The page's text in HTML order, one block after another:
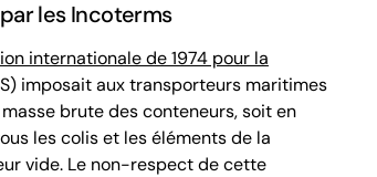
les Incoterms
internationale de 1974 pour la
imposait aux transporteurs maritimes
brute des conteneurs, soit en
les colis et les éléments de la
vide. Le non-respect de cette